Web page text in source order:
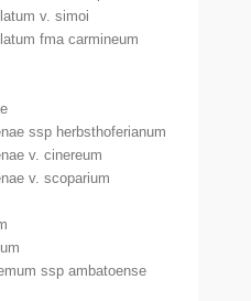
v. simoi
fma carmineum
ssp herbsthoferianum
v. cinereum
v. scoparium
ssp ambatoense